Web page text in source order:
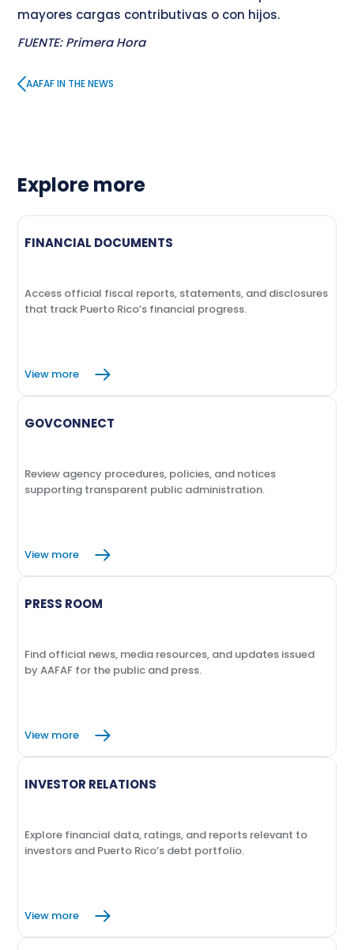
mayores cargas contributivas o con hijos.
FUENTE: Primera Hora
AAFAF IN THE NEWS
Explore more
FINANCIAL DOCUMENTS
Access official fiscal reports, statements, and disclosures
that track Puerto Rico’s financial progress.
View more
GOVCONNECT
Review agency procedures, policies, and notices
supporting transparent public administration.
View more
PRESS ROOM
Find official news, media resources, and updates issued
by AAFAF for the public and press.
View more
INVESTOR RELATIONS
Explore financial data, ratings, and reports relevant to
investors and Puerto Rico’s debt portfolio.
View more